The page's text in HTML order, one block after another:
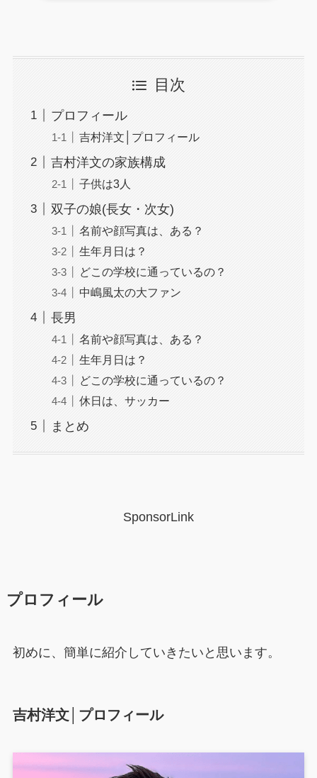
目次
プロフィール
吉村洋文│プロフィール
吉村洋文の家族構成
子供は3人
双子の娘(長女・次女)
名前や顔写真は、ある？
生年月日は？
どこの学校に通っているの？
中嶋風太の大ファン
長男
名前や顔写真は、ある？
生年月日は？
どこの学校に通っているの？
休日は、サッカー
まとめ
SponsorLink
プロフィール
初めに、簡単に紹介していきたいと思います。
吉村洋文│プロフィール